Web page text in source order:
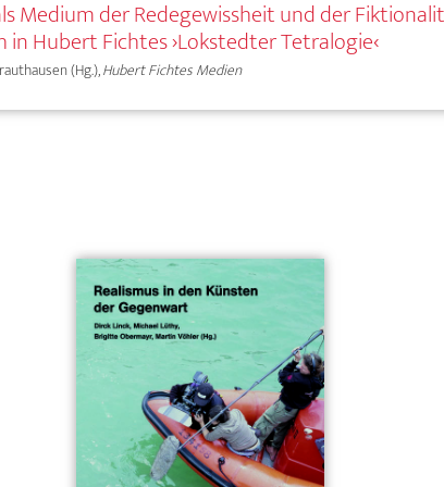
Medium der Redegewissheit und der
Hubert Fichtes ›Lokstedter Tetralogie‹
(Hg.),Hubert Fichtes Medien